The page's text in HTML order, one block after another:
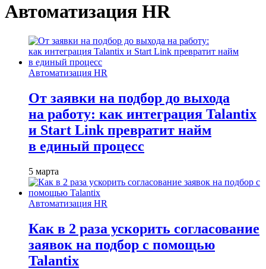
Автоматизация HR
Автоматизация HR
От заявки на подбор до выхода
на работу: как интеграция Talantix
и Start Link превратит найм
в единый процесс
5 марта
Автоматизация HR
Как в 2 раза ускорить согласование
заявок на подбор с помощью
Talantix